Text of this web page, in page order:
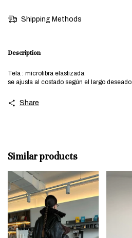
Shipping Methods
Description
Tela : microfibra elastizada.
se ajusta al costado según el largo deseado
Share
Similar products